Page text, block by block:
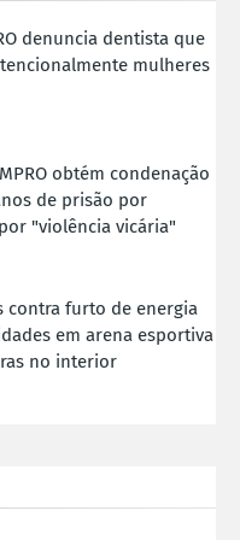
denuncia dentista que
mulheres
MPRO obtém condenação
de prisão por
"violência vicária"
contra furto de energia
em arena esportiva
no interior